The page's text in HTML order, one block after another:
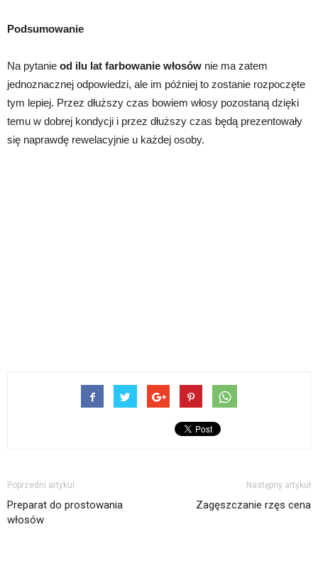
Podsumowanie
Na pytanie od ilu lat farbowanie włosów nie ma zatem
jednoznacznej odpowiedzi, ale im później to zostanie rozpoczęte
tym lepiej. Przez dłuższy czas bowiem włosy pozostaną dzięki
temu w dobrej kondycji i przez dłuższy czas będą prezentowały
się naprawdę rewelacyjnie u każdej osoby.
Poprzedni artykuł
Preparat do prostowania
włosów
Następny artykuł
Zagęszczanie rzęs cena